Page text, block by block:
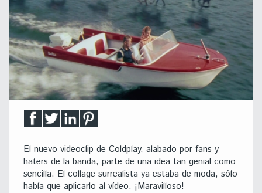
El nuevo videoclip de Coldplay, alabado por fans y
haters de la banda, parte de una idea tan genial como
sencilla. El collage surrealista ya estaba de moda, sólo
había que aplicarlo al vídeo. ¡Maravilloso!